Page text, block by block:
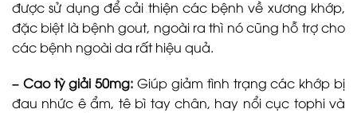
được sử dụng để cải thiện các bệnh về xương khớp,
đặc biệt là bệnh gout, ngoài ra thì nó cũng hỗ trợ cho
các bệnh ngoài da rất hiệu quả.
– Cao tỳ giải 50mg: Giúp giảm tình trạng các khớp bị
đau nhức ê ẩm, tê bì tay chân, hay nổi cục tophi và